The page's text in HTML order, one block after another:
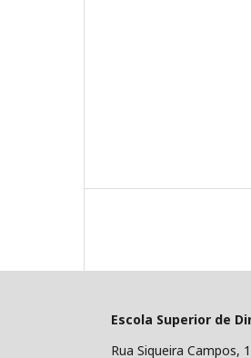
Escola Superior de
Rua Siqueira Campos,